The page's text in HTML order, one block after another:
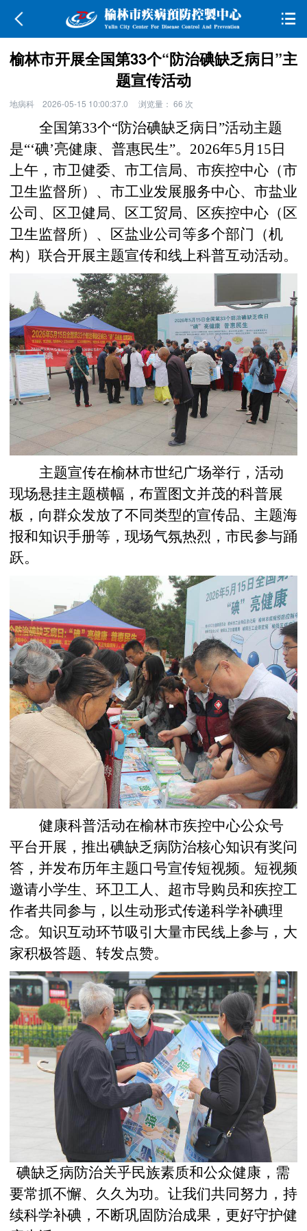
榆林市开展全国第33个“防治碘缺乏病日”主
题宣传活动
地病科 2026-05-15 10:00:37.0 浏览量： 66 次
全国第33个“防治碘缺乏病日”活动主题
是“‘碘’亮健康、普惠民生”。2026年5月15日
上午，市卫健委、市工信局、市疾控中心（市
卫生监督所）、市工业发展服务中心、市盐业
公司、区卫健局、区工贸局、区疾控中心（区
卫生监督所）、区盐业公司等多个部门（机
构）联合开展主题宣传和线上科普互动活动。
主题宣传在榆林市世纪广场举行，活动
现场悬挂主题横幅，布置图文并茂的科普展
板，向群众发放了不同类型的宣传品、主题海
报和知识手册等，现场气氛热烈，市民参与踊
跃。
健康科普活动在榆林市疾控中心公众号
平台开展，推出碘缺乏病防治核心知识有奖问
答，并发布历年主题口号宣传短视频。短视频
邀请小学生、环卫工人、超市导购员和疾控工
作者共同参与，以生动形式传递科学补碘理
念。知识互动环节吸引大量市民线上参与，大
家积极答题、转发点赞。
碘缺乏病防治关乎民族素质和公众健康，需
要常抓不懈、久久为功。让我们共同努力，持
续科学补碘，不断巩固防治成果，更好守护健